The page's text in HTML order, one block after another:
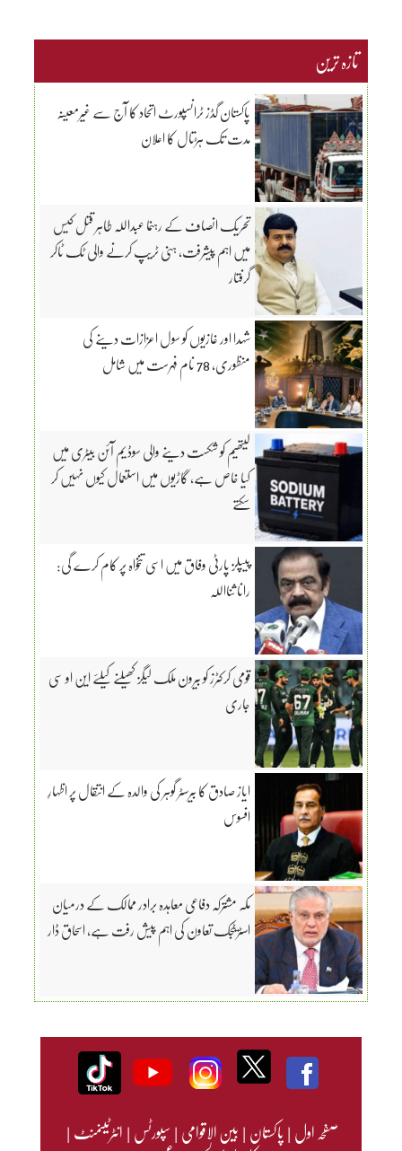
تازہ ترین
پاکستان گڈز ٹرانسپورٹ اتحاد کا آج سے غیرمعینہ
مدت تک ہڑتال کا اعلان
تحریک انصاف کے رہنما عبداللہ طاہر قتل کیس
میں اہم پیشرفت، ہنی ٹریپ کرنے والی ٹک ٹاکر
گرفتار
شہدا اور غازیوں کو سول اعزازات دینے کی
منظوری، 78 نام فہرست میں شامل
لیتھیم کو شکست دینے والی سوڈیم آئن بیٹری میں
کیا خاص ہے، گاڑیوں میں استعمال کیوں نہیں کر
سکتے
پیپلز پارٹی وفاق میں اسی تنخواہ پر کام کرے گی:
رانا ثنااللہ
قومی کرکٹرز کو بیرون ملک لیگز کھیلنے کیلئے این او سی
جاری
ایاز صادق کا بیرسٹر گوہر کی والدہ کے انتقال پر اظہارِ
افسوس
مکہ مشترکہ دفاعی معاہدہ برادر ممالک کے درمیان
اسٹریٹجک تعاون کی اہم پیش رفت ہے، اسحاق ڈار
صفحہ اول|پاکستان|بین الاقوامی|سپورٹس|انٹرٹینمنٹ|